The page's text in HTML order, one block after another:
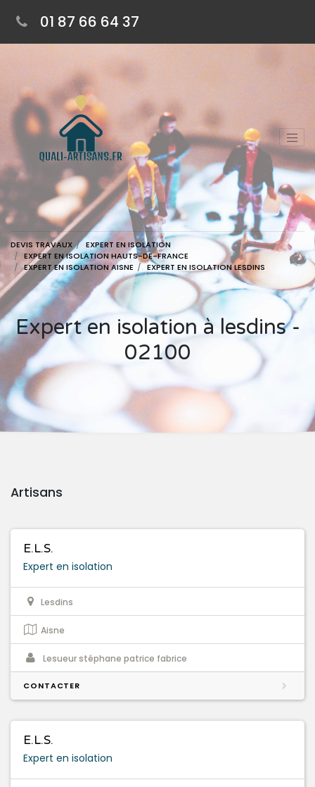
01 87 66 64 37
DEVIS TRAVAUX
EXPERT EN ISOLATION
EXPERT EN ISOLATION HAUTS-DE-FRANCE
EXPERT EN ISOLATION AISNE
EXPERT EN ISOLATION LESDINS
Expert en isolation à lesdins -
02100
Artisans
E.L.S.
Expert en isolation
Lesdins
Aisne
Lesueur stéphane patrice fabrice
CONTACTER
E.L.S.
Expert en isolation